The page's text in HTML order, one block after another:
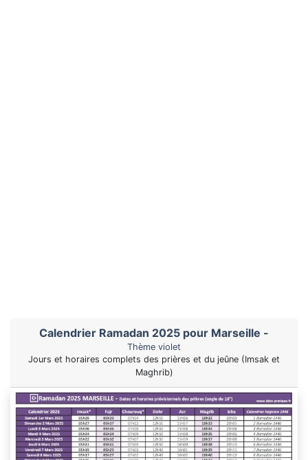
Calendrier Ramadan 2025 pour Marseille -
Thème violet
Jours et horaires complets des prières et du jeûne (Imsak et
Maghrib)